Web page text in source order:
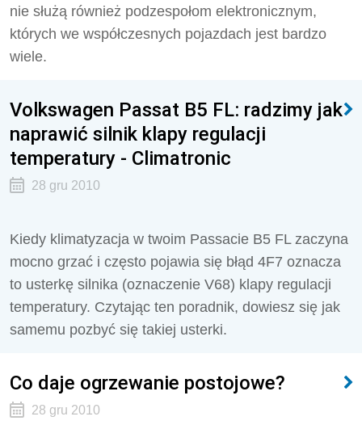
nie służą również podzespołom elektronicznym,
których we współczesnych pojazdach jest bardzo
wiele.
Volkswagen Passat B5 FL: radzimy jak
naprawić silnik klapy regulacji
temperatury - Climatronic
28 gru 2010
Kiedy klimatyzacja w twoim Passacie B5 FL zaczyna
mocno grzać i często pojawia się błąd 4F7 oznacza
to usterkę silnika (oznaczenie V68) klapy regulacji
temperatury. Czytając ten poradnik, dowiesz się jak
samemu pozbyć się takiej usterki.
Co daje ogrzewanie postojowe?
28 gru 2010